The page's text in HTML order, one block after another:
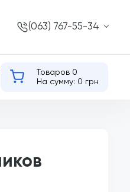
(063) 767-55-34
Товаров 0
На сумму: 0 грн